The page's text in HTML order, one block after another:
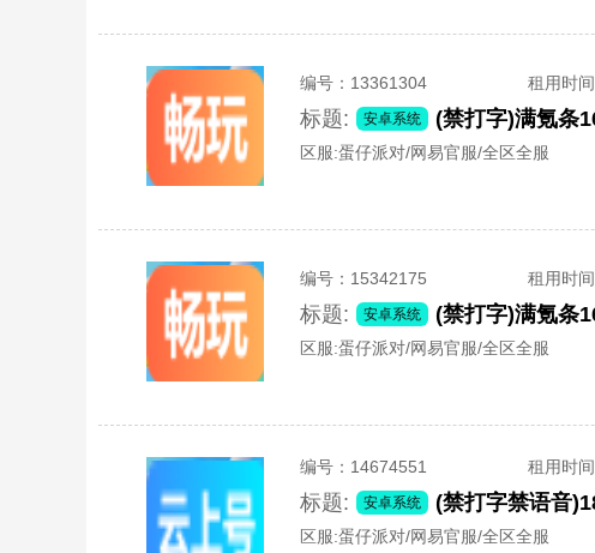
编号： 13361304 租用时间
标题: 安卓系统
区服:蛋仔派对/网易官服/全区全服
编号： 15342175 租用时间
标题: 安卓系统
区服:蛋仔派对/网易官服/全区全服
编号： 14674551 租用时间
标题: 安卓系统
区服:蛋仔派对/网易官服/全区全服